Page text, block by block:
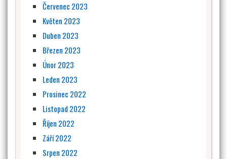
Červenec 2023
Květen 2023
Duben 2023
Březen 2023
Únor 2023
Leden 2023
Prosinec 2022
Listopad 2022
Říjen 2022
Září 2022
Srpen 2022